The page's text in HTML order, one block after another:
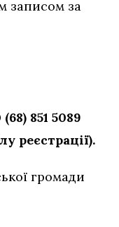
записом за
(68) 851 5089
реєстрації).
громади